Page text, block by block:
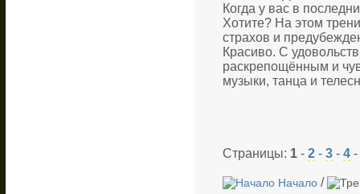
Когда у вас в
Хотите? На этом
страхов и
Красиво. С
раскрепощённым и
музыки, танца и
Страницы: 1 - 2 - 3 - 4 -
Начало /